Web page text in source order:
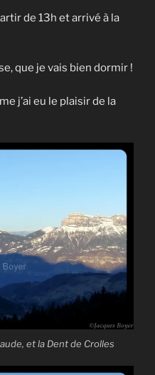
de 13h et arrivé à la
que je vais bien dormir !
j’ai eu le plaisir de la
et la Dent de Crolles